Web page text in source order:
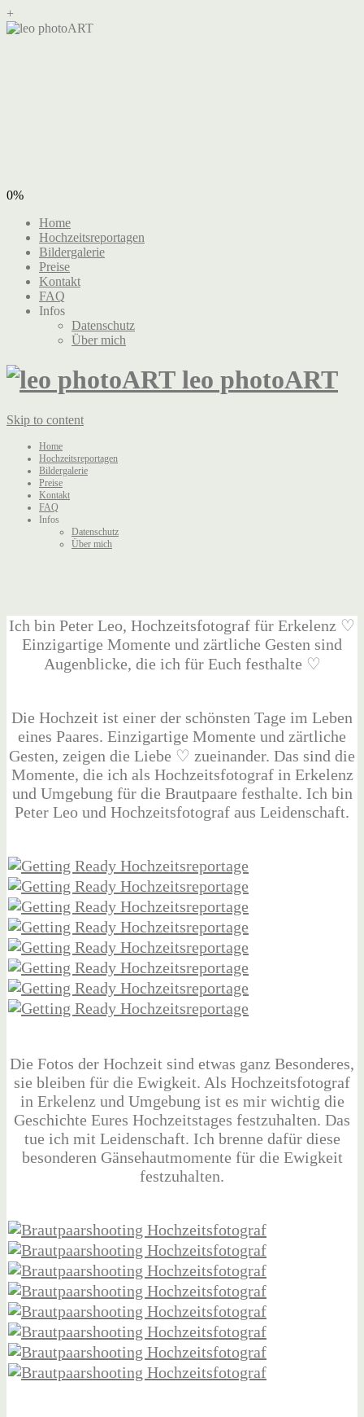
+
0%
Home
Hochzeitsreportagen
Bildergalerie
Preise
Kontakt
FAQ
Infos
Datenschutz
Über mich
leo photoART
Skip to content
Home
Hochzeitsreportagen
Bildergalerie
Preise
Kontakt
FAQ
Infos
Datenschutz
Über mich
Ich bin Peter Leo, Hochzeitsfotograf für Erkelenz ♡
Einzigartige Momente und zärtliche Gesten sind
Augenblicke, die ich für Euch festhalte ♡
Die Hochzeit ist einer der schönsten Tage im Leben
eines Paares. Einzigartige Momente und zärtliche
Gesten, zeigen die Liebe ♡ zueinander. Das sind die
Momente, die ich als Hochzeitsfotograf in Erkelenz
und Umgebung für die Brautpaare festhalte. Ich bin
Peter Leo und Hochzeitsfotograf aus Leidenschaft.
Die Fotos der Hochzeit sind etwas ganz Besonderes,
sie bleiben für die Ewigkeit. Als Hochzeitsfotograf
in Erkelenz und Umgebung ist es mir wichtig die
Geschichte Eures Hochzeitstages festzuhalten. Das
tue ich mit Leidenschaft. Ich brenne dafür diese
besonderen Gänsehautmomente für die Ewigkeit
festzuhalten.